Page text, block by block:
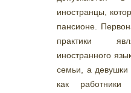
иностранцы,
пансионе.
практики
иностранного
семьи, а девушки
как